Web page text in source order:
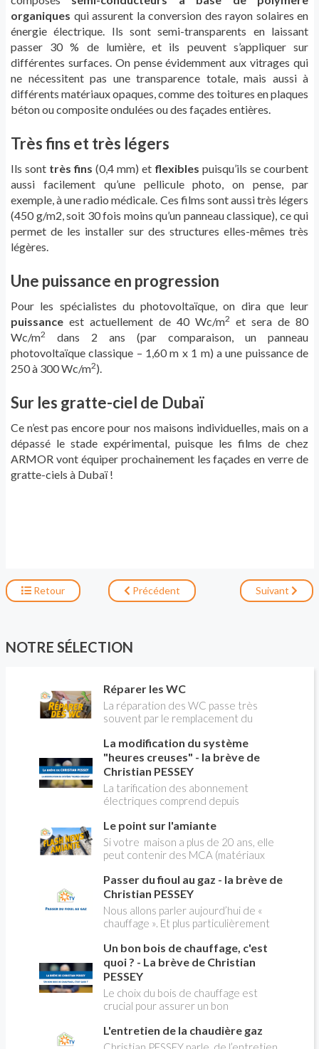
organiques qui assurent la conversion des rayon solaires en
énergie électrique. Ils sont semi-transparents en laissant
passer 30 % de lumière, et ils peuvent s’appliquer sur
différentes surfaces. On pense évidemment aux vitrages qui
ne nécessitent pas une transparence totale, mais aussi à
différents matériaux opaques, comme des toitures en plaques
béton ou composite ondulées ou des façades entières.
Très fins et très légers
Ils sont très fins (0,4 mm) et flexibles puisqu’ils se courbent
aussi facilement qu’une pellicule photo, on pense, par
exemple, à une radio médicale. Ces films sont aussi très légers
(450 g/m2, soit 30 fois moins qu’un panneau classique), ce qui
permet de les installer sur des structures elles-mêmes très
légères.
Une puissance en progression
Pour les spécialistes du photovoltaïque, on dira que leur
puissance est actuellement de 40 Wc/m2 et sera de 80
Wc/m2
dans 2 ans (par comparaison, un panneau
photovoltaïque classique – 1,60 m x 1 m) a une puissance de
250 à 300 Wc/m2).
Sur les gratte-ciel de Dubaï
Ce n’est pas encore pour nos maisons individuelles, mais on a
dépassé le stade expérimental, puisque les films de chez
ARMOR vont équiper prochainement les façades en verre de
gratte-ciels à Dubaï !
Retour Précédent Suivant
NOTRE SÉLECTION
Réparer les WC
La réparation des WC passe très
souvent par le remplacement du
expliquer
La modification du système
"heures creuses" - la brève de
Christian PESSEY
La tarification des abonnement
électriques comprend depuis
pleines, heures creuses. Aujourd'hui
Christian PESSEY vous explique tout
ce qu'il faut savoir sur la nouvelle
modification du système "heures
creuses" qui concerne près de 15
millions de Français !
Le point sur l'amiante
Si votre maison a plus de 20 ans, elle
peut contenir des MCA (matériaux
panique, on fait le point dans notre
flash news n°3 spéciale Amiante et
ses dangers avec Christian Pessey
Passer du fioul au gaz - la brève de
Christian PESSEY
Nous allons parler aujourd’hui de «
chauffage ». Et plus particulièrement
aborder l’abandon du fioul au profit du
gaz.
Un bon bois de chauffage, c'est
quoi ? - La brève de Christian
PESSEY
Le choix du bois de chauffage est
crucial pour assurer un bon
l'impact environnemental. Mais
comment reconnaître un bois de
L'entretien de la chaudière gaz